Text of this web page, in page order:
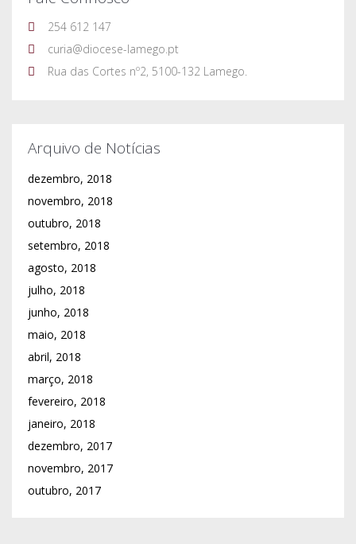
254 612 147
curia@diocese-lamego.pt
Rua das Cortes nº2, 5100-132 Lamego.
Arquivo de Notícias
dezembro, 2018
novembro, 2018
outubro, 2018
setembro, 2018
agosto, 2018
julho, 2018
junho, 2018
maio, 2018
abril, 2018
março, 2018
fevereiro, 2018
janeiro, 2018
dezembro, 2017
novembro, 2017
outubro, 2017